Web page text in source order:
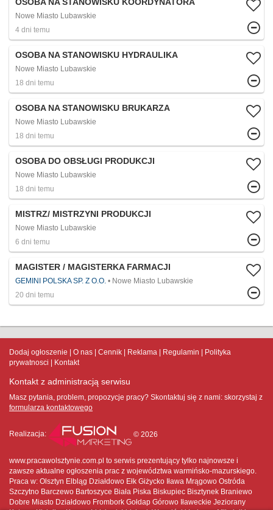
OSOBA NA STANOWISKU KOORDYNATORA
Nowe Miasto Lubawskie
4 dni temu
OSOBA NA STANOWISKU HYDRAULIKA
Nowe Miasto Lubawskie
18 dni temu
OSOBA NA STANOWISKU BRUKARZA
Nowe Miasto Lubawskie
18 dni temu
OSOBA DO OBSŁUGI PRODUKCJI
Nowe Miasto Lubawskie
18 dni temu
MISTRZ/ MISTRZYNI PRODUKCJI
Nowe Miasto Lubawskie
6 dni temu
MAGISTER / MAGISTERKA FARMACJI
GEMINI POLSKA SP. Z O.O.
Nowe Miasto Lubawskie
20 dni temu
Dodaj ogłoszenie O nas Cennik Reklama Regulamin
Polityka
prywatnosci
Kontakt
Kontakt z administracją serwisu
Masz pytania, problem, propozycje pracy? Skontaktuj się z nami: skorzystaj z
formularza kontaktowego
Realizacja: © 2026
www.pracawolsztynie.com.pl to serwis prezentujący tylko najnowsze i
zawsze aktualne ogłoszenia prac z województwa warmińsko-mazurskiego.
Praca w: Olsztyn Elbląg Działdowo Ełk Giżycko Iława Mrągowo Ostróda
Szczytno Barczewo Bartoszyce Biała Piska Biskupiec Bisztynek Braniewo
Dobre Miasto Działdowo Frombork Gołdap Górowo Iławeckie Jeziorany